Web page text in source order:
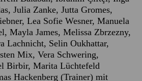
Julia Zanke, Jutta Gromes,
Lea Sofie Wesner, Manuela
Mayla James, Melissa Zbrzezny,
Lachnicht, Selin Oukhattar,
Mix, Vera Schwering,
Birbir, Marita Lüchtefeld
Hackenberg (Trainer) mit